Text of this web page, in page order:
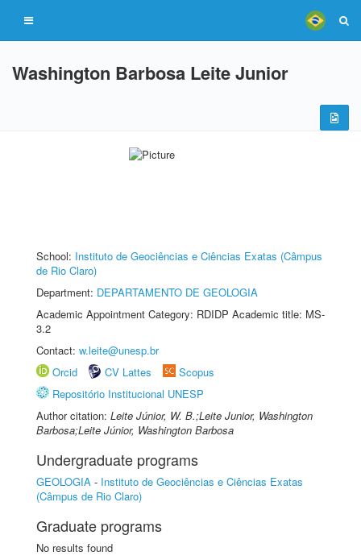
Washington Barbosa Leite Junior
School: Instituto de Geociências e Ciências Exatas (Câmpus
de Rio Claro)
Department: DEPARTAMENTO DE GEOLOGIA
Academic Appointment Category: RDIDP Academic title: MS-
3.2
Contact: w.leite@unesp.br
Orcid
CV Lattes
Scopus
Repositório Institucional UNESP
Author citation: Leite Júnior, W. B.;Leite Junior, Washington
Barbosa;Leite Júnior, Washington Barbosa
Undergraduate programs
GEOLOGIA - Instituto de Geociências e Ciências Exatas
(Câmpus de Rio Claro)
Graduate programs
No results found